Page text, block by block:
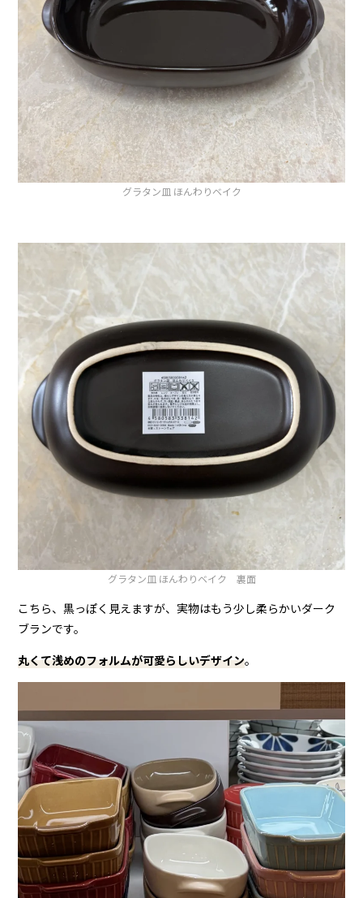
グラタン皿 ほんわりベイク
グラタン皿 ほんわりベイク 裏面
こちら、黒っぽく見えますが、実物はもう少し柔らかいダーク
ブランです。
丸くて浅めのフォルムが可愛らしいデザイン。